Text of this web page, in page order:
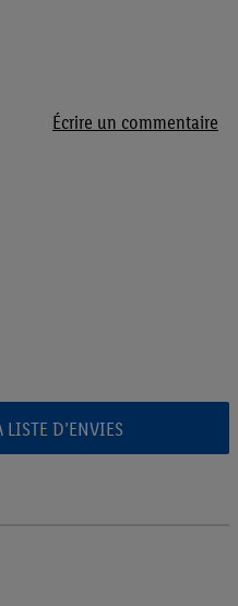
Écrire un commentaire
LISTE D’ENVIES